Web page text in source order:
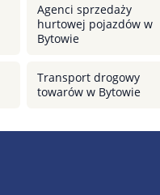
Agenci sprzedaży
hurtowej pojazdów w
Bytowie
Transport drogowy
towarów w Bytowie